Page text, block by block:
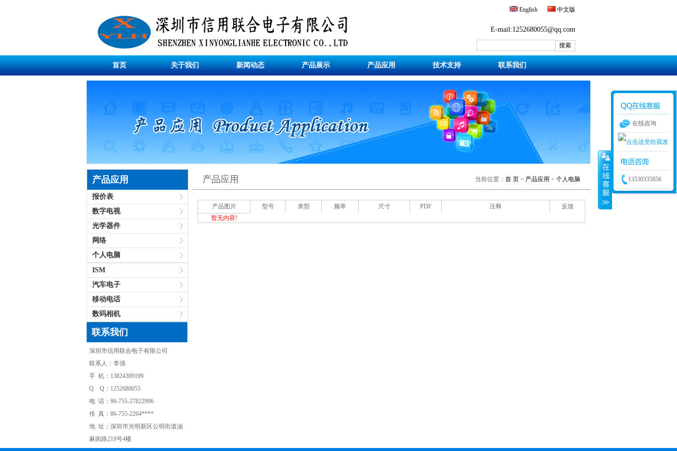
中文版
English
E-mail:1252680055@qq.com
首页 关于我们 新闻动态 产品展示 产品应用 技术支持 联系我们
产品应用
报价表
数字电视
光学器件
网络
个人电脑
ISM
汽车电子
移动电话
数码相机
联系我们
深圳市信用联合电子有限公司
联系人：李强
手 机：13824309199
Q Q：1252680055
电 话：86-755-27822906
传 真：86-755-2264****
地 址：深圳市光明新区公明街道油
麻岗路219号4楼
产品应用 当前位置： 首 页 > 产品应用 > 个人电脑
产品图片 型号 类型 频率 尺寸 PDF 注释
反馈
暂无内容!
在线咨询
宝金灵商务QQ
13530335856